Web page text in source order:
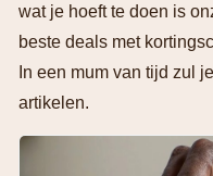
wat je hoeft te doen is
beste deals met
In een mum van tijd zul
artikelen.